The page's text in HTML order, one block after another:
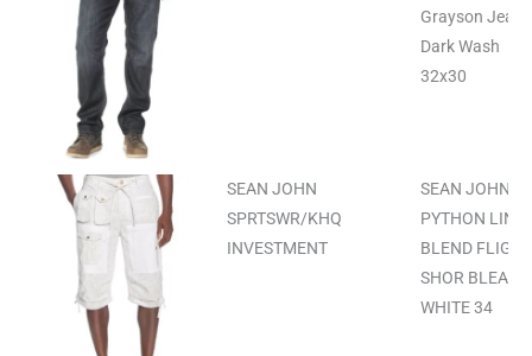
Grayson Jeans
Dark Wash
32x30
SEAN JOHN
SPRTSWR/KHQ
INVESTMENT
SEAN JOHN
PYTHON
BLEND FLIGHT
SHOR BLEACH
WHITE 34